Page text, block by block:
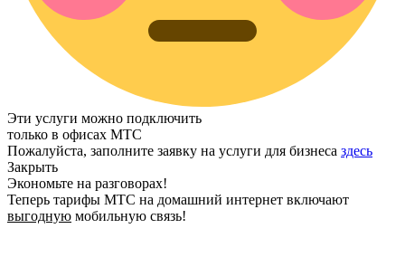
Эти услуги можно подключить
только в офисах МТС
Пожалуйста, заполните заявку на услуги для бизнеса здесь
Закрыть
Экономьте на разговорах!
Теперь тарифы МТС на домашний интернет включают
выгодную мобильную связь!